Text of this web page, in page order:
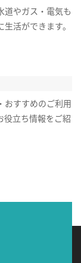
道やガス・電気も
活ができます。
おすすめのご利用
役立ち情報をご紹